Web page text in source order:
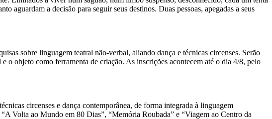
aguardam a decisão para seguir seus destinos. Duas pessoas, apegadas a seus
sobre linguagem teatral não-verbal, aliando dança e técnicas circenses. Serão
o objeto como ferramenta de criação. As inscrições acontecem até o dia 4/8, pelo
circenses e dança contemporânea, de forma integrada à linguagem
Volta ao Mundo em 80 Dias”, “Memória Roubada” e “Viagem ao Centro da